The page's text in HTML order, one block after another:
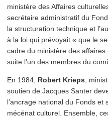
ministère des Affaires
secrétaire admin­is­tratif du
la struc­tura­tion technique et
à la loi qui prévoyait « que le
cadre du ministère des
suite l’un des membres du
En 1984, Robert Krieps ,
soutien de Jacques Santer
l’ancrage national du Fonds
mécénat culturel. Ensemble,